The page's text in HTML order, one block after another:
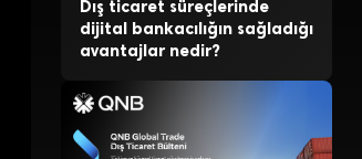
Dış ticaret süreçlerinde
dijital bankacılığın sağladığı
avantajlar nedir?